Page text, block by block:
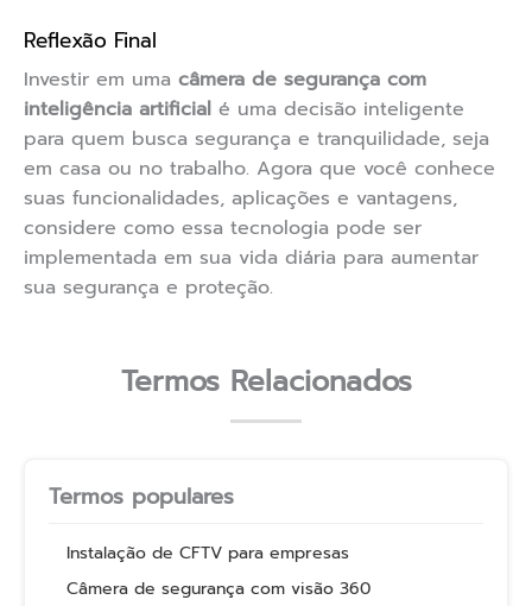
Reflexão Final
Investir em uma câmera de segurança com
inteligência artificial é uma decisão inteligente
para quem busca segurança e tranquilidade, seja
em casa ou no trabalho. Agora que você conhece
suas funcionalidades, aplicações e vantagens,
considere como essa tecnologia pode ser
implementada em sua vida diária para aumentar
sua segurança e proteção.
Termos Relacionados
Termos populares
Instalação de CFTV para empresas
Câmera de segurança com visão 360